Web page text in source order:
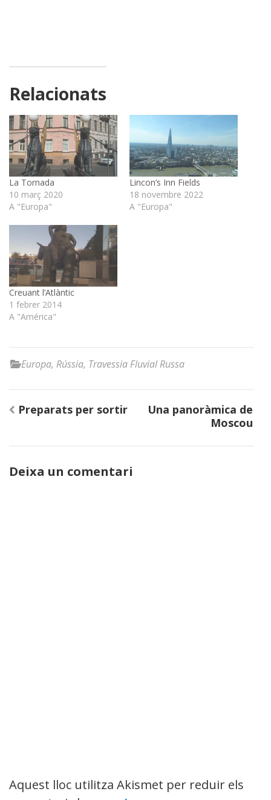
Relacionats
La Tornada
10 març 2020
A "Europa"
Lincon’s Inn Fields
18 novembre 2022
A "Europa"
Creuant l’Atlàntic
1 febrer 2014
A "América"
Europa, Rússia, Travessia Fluvial Russa
Navegació
d'entrades
Preparats per sortir
Una panoràmica de
Moscou
Deixa un comentari
Aquest lloc utilitza Akismet per reduir els